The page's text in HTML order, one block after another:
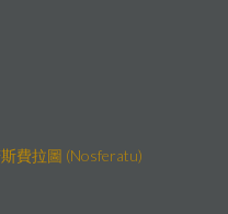
費拉圖 (Nosferatu)